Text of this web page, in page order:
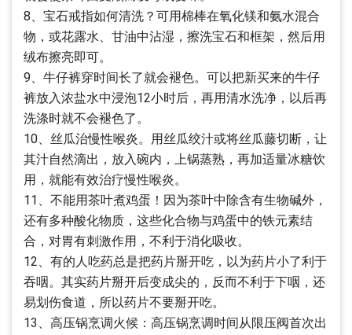
8、宝石戒指如何清洗？可用棉棒在氧化镁和氨水混合
物，或花露水、甘油中沾湿，擦洗宝石和框架，然后用
绒布擦亮即可。
9、牛仔裤穿时间长了就会褪色。可以把新买来的牛仔
裤放入浓盐水中浸泡12小时后，再用清水洗净，以后再
洗涤时就不会褪色了。
10、丝瓜治慢性喉炎。用丝瓜绞汁或将丝瓜藤切断，让
其汁自然滴出，放入碗内，上锅蒸熟，再加适量冰糖饮
用，就能有效治疗慢性喉炎。
11、不能用茶叶煮鸡蛋！因为茶叶中除含有生物碱外，
还有多种酸化物质，这些化合物与鸡蛋中的铁元素结
合，对胃有刺激作用，不利于消化吸收。
12、有的人吃药总是把药片掰开吃，以为药片小了利于
吞咽。其实药片掰开后变成尖的，反而不利于下咽，还
易划伤食道，所以药片不要掰开吃。
13、高压锅烹调火候：高压锅烹调时间从限压阀首次出